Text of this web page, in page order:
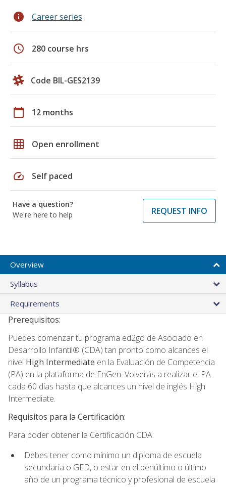
info Career series
schedule 280 course hrs
Code BIL-GES2139
calendar_today 12 months
grid_on Open enrollment
speed Self paced
Have a question?
We're here to help
REQUEST INFO
Overview
Syllabus
Requirements
Prerequisitos:
Puedes comenzar tu programa ed2go de Asociado en
Desarrollo Infantil® (CDA) tan pronto como alcances el
nivel High Intermediate en la Evaluación de Competencia
(PA) en la plataforma de EnGen. Volverás a realizar el PA
cada 60 días hasta que alcances un nivel de inglés High
Intermediate.
Requisitos para la Certificación:
Para poder obtener la Certificación CDA:
Debes tener como mínimo un diploma de escuela
secundaria o GED, o estar en el penúltimo o último
año de un programa técnico y profesional de escuela